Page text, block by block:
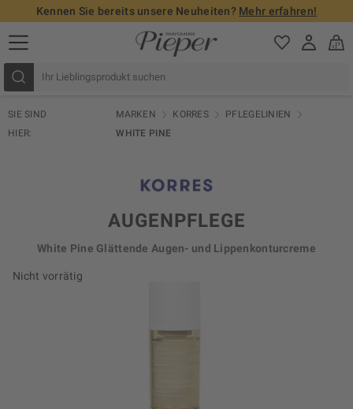
Kennen Sie bereits unsere Neuheiten? Mehr erfahren!
SIE SIND
HIER:
MARKEN KORRES
PFLEGELINIEN
WHITE PINE
Nicht vorrätig
AUGENPFLEGE
White Pine Glättende Augen- und Lippenkonturcreme